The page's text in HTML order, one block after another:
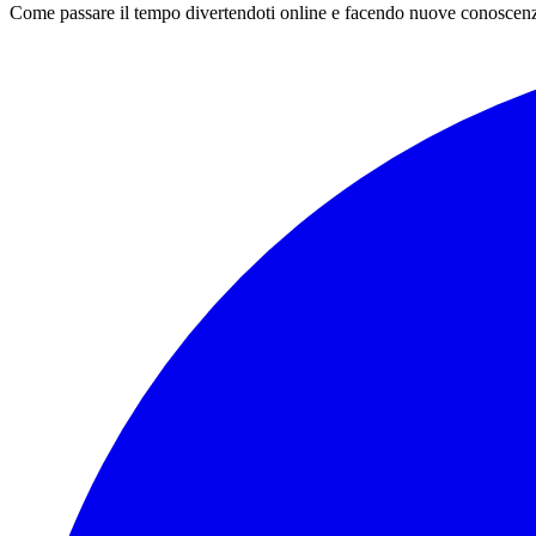
Come passare il tempo divertendoti online e facendo nuove